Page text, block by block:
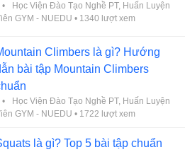
Học Viện Đào Tạo Nghề PT, Huấn Luyện
GYM - NUEDU • 1340 lượt xem
Climbers là gì? Hướng
bài tập Mountain Climbers
Học Viện Đào Tạo Nghề PT, Huấn Luyện
GYM - NUEDU • 1722 lượt xem
là gì? Top 5 bài tập chuẩn